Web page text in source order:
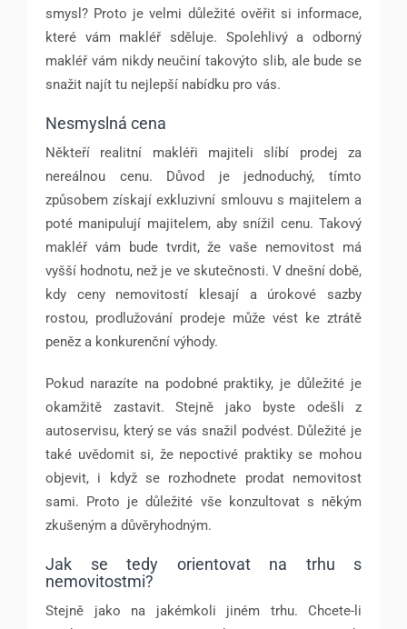
smysl? Proto je velmi důležité ověřit si informace,
které vám makléř sděluje. Spolehlivý a odborný
makléř vám nikdy neučiní takovýto slib, ale bude se
snažit najít tu nejlepší nabídku pro vás.
Nesmyslná cena
Někteří realitní makléři majiteli slíbí prodej za
nereálnou cenu. Důvod je jednoduchý, tímto
způsobem získají exkluzivní smlouvu s majitelem a
poté manipulují majitelem, aby snížil cenu. Takový
makléř vám bude tvrdit, že vaše nemovitost má
vyšší hodnotu, než je ve skutečnosti. V dnešní době,
kdy ceny nemovitostí klesají a úrokové sazby
rostou, prodlužování prodeje může vést ke ztrátě
peněz a konkurenční výhody.
Pokud narazíte na podobné praktiky, je důležité je
okamžitě zastavit. Stejně jako byste odešli z
autoservisu, který se vás snažil podvést. Důležité je
také uvědomit si, že nepoctivé praktiky se mohou
objevit, i když se rozhodnete prodat nemovitost
sami. Proto je důležité vše konzultovat s někým
zkušeným a důvěryhodným.
Jak se tedy orientovat na trhu s
nemovitostmi?
Stejně jako na jakémkoli jiném trhu. Chcete-li